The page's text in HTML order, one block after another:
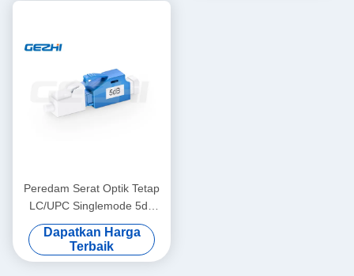
Peredam Serat Optik Tetap
LC/UPC Singlemode 5dB
Pria ke Wanita untuk
Transmisi Sinyal Stabil
Dapatkan Harga
Terbaik